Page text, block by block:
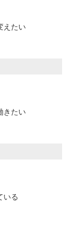
えたい
きたい
いる